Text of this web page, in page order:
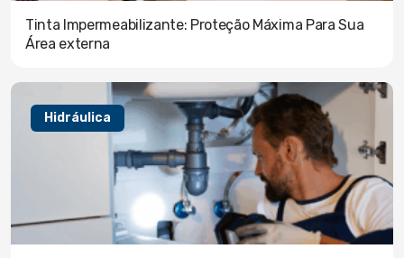
Tinta Impermeabilizante: Proteção Máxima Para Sua
Área externa
Hidráulica